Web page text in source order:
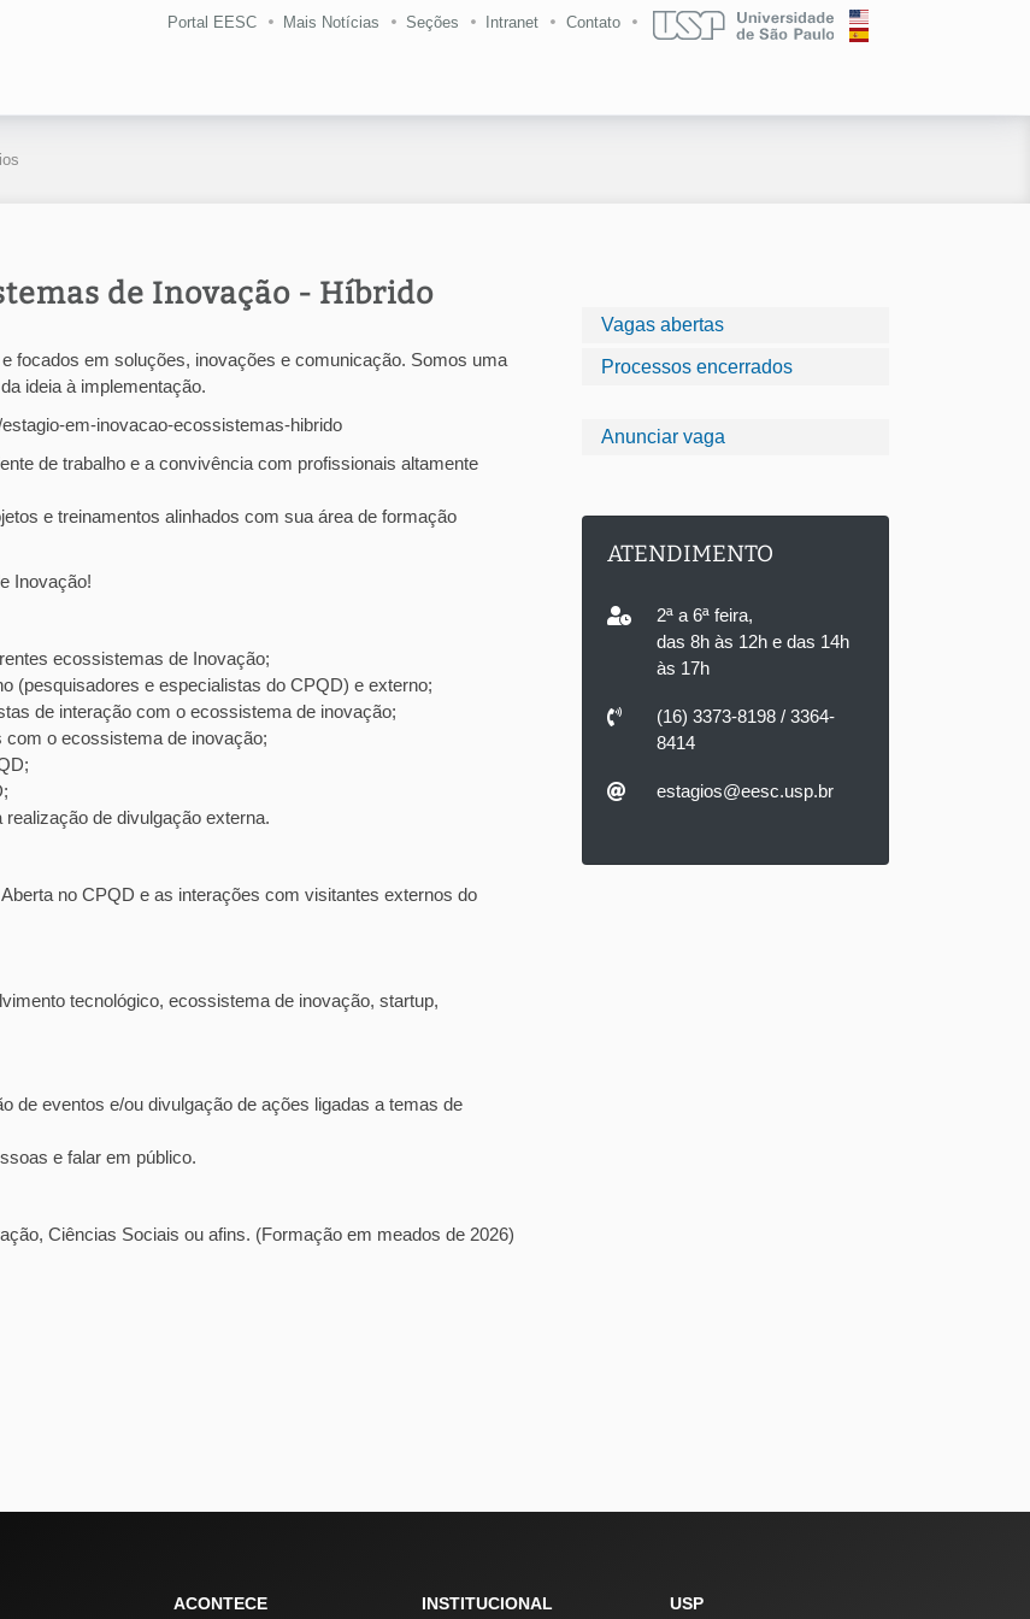
Portal EESC Mais Notícias Seções Intranet Contato
Vagas abertas
Processos encerrados
Anunciar vaga
ATENDIMENTO
2ª a 6ª feira,
das 8h às 12h e das 14h
às 17h
(16) 3373-8198 / 3364-
8414
estagios@eesc.usp.br
de Inovação - Híbrido
focados em soluções, inovações e comunicação. Somos uma
ideia à implementação.
em-inovacao-ecossistemas-hibrido
de trabalho e a convivência com profissionais altamente
e treinamentos alinhados com sua área de formação
Inovação!
ecossistemas de Inovação;
(pesquisadores e especialistas do CPQD) e externo;
de interação com o ecossistema de inovação;
com o ecossistema de inovação;
de divulgação externa.
no CPQD e as interações com visitantes externos do
tecnológico, ecossistema de inovação, startup,
de eventos e/ou divulgação de ações ligadas a temas de
e falar em público.
Ciências Sociais ou afins. (Formação em meados de 2026)
ACONTECE INSTITUCIONAL USP